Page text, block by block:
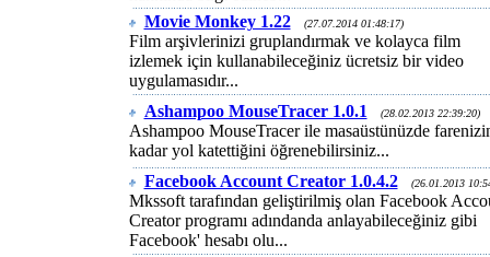
Movie Monkey 1.22
(27.07.2014 01:48:17)
Film arşivlerinizi gruplandırmak ve kolayca film
izlemek için kullanabileceğiniz ücretsiz bir video
uygulamasıdır...
Ashampoo MouseTracer 1.0.1
(28.02.2013 22:39:20)
Ashampoo MouseTracer ile masaüstünüzde
kadar yol katettiğini öğrenebilirsiniz...
Facebook Account Creator 1.0.4.2
(26.01.2013
Mkssoft tarafından geliştirilmiş olan Facebook
Creator programı adındanda anlayabileceğiniz gibi
Facebook' hesabı olu...